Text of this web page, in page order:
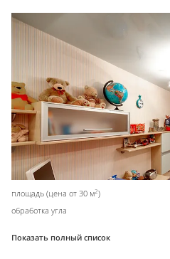
площадь (цена от 30 м2)
обработка угла
Показать полный список